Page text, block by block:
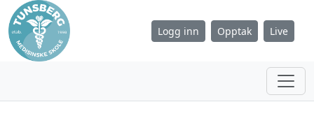
Logg inn Opptak Live